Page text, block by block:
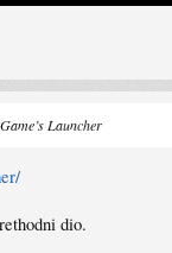
Launcher
dio.